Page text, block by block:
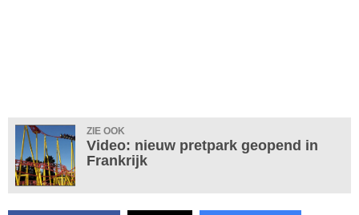
ZIE OOK
Video: nieuw pretpark geopend in
Frankrijk